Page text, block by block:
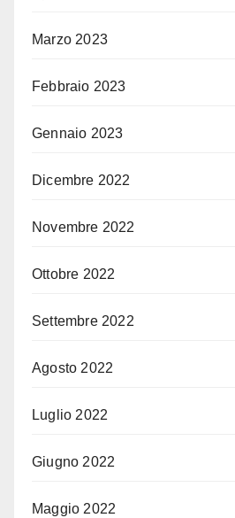
Marzo 2023
Febbraio 2023
Gennaio 2023
Dicembre 2022
Novembre 2022
Ottobre 2022
Settembre 2022
Agosto 2022
Luglio 2022
Giugno 2022
Maggio 2022